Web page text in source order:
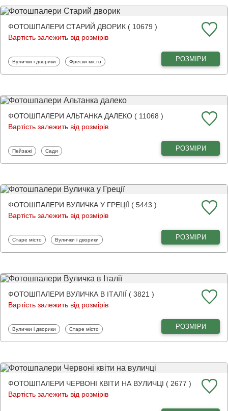
ФОТОШПАЛЕРИ СТАРИЙ ДВОРИК ( 10679 )
Вартість залежить від розмірів
Фотошпалери
Вулички і дворики Фотошпалери
Фрески місто РОЗМІРИ
ФОТОШПАЛЕРИ АЛЬТАНКА ДАЛЕКО ( 11068 )
Вартість залежить від розмірів
Фотошпалери
Пейзажі Фотошпалери
Сади РОЗМІРИ
ФОТОШПАЛЕРИ ВУЛИЧКА У ГРЕЦІЇ ( 5443 )
Вартість залежить від розмірів
Фотошпалери
Старе місто Фотошпалери
Вулички і дворики РОЗМІРИ
ФОТОШПАЛЕРИ ВУЛИЧКА В ІТАЛІЇ ( 3821 )
Вартість залежить від розмірів
Фотошпалери
Вулички і дворики Фотошпалери
Старе місто РОЗМІРИ
ФОТОШПАЛЕРИ ЧЕРВОНІ КВІТИ НА ВУЛИЧЦІ ( 2677 )
Вартість залежить від розмірів